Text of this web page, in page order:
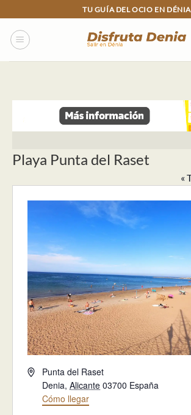
to
content
TU GUÍA DEL OCIO EN DÉNIA
Playa Punta del Raset
«
Dirección
Punta del Raset
Denia, Alicante 03700 España
Cómo llegar